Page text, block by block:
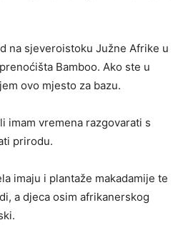
na sjeveroistoku Južne Afrike u
Bamboo. Ako ste u
ovo mjesto za bazu.
imam vremena razgovarati s
prirodu.
imaju i plantaže makadamije te
a djeca osim afrikanerskog